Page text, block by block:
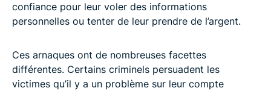
confiance pour leur voler des informations
personnelles ou tenter de leur prendre de l’argent.
Ces arnaques ont de nombreuses facettes
différentes. Certains criminels persuadent les
victimes qu’il y a un problème sur leur compte